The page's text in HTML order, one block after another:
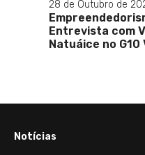
28 de Outubro de
Entrevista com
Natuáice no
Notícias